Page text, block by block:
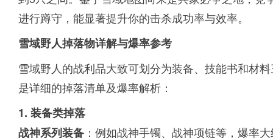
进行蹲守，能显著提升你的击杀成功率与效率。
雪域野人掉落物详解与爆率参考
雪域野人的战利品大致可划分为装备、技能书和材
是详细的掉落清单及爆率解析：
1. 装备类掉落
战神系列装备 ：例如战神手镯、战神项链等，爆率